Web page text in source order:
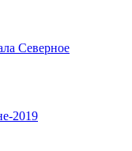
Северное
2019